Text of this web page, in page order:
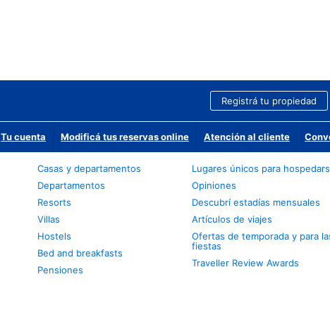
Registrá tu propiedad
Tu cuenta Modificá tus reservas online Atención al cliente
Casas y departamentos
Departamentos
Resorts
Villas
Hostels
Bed and breakfasts
Pensiones
Lugares únicos para
Opiniones
Descubrí estadías mensuales
Artículos de viajes
Ofertas de temporada y para
fiestas
Traveller Review Awards